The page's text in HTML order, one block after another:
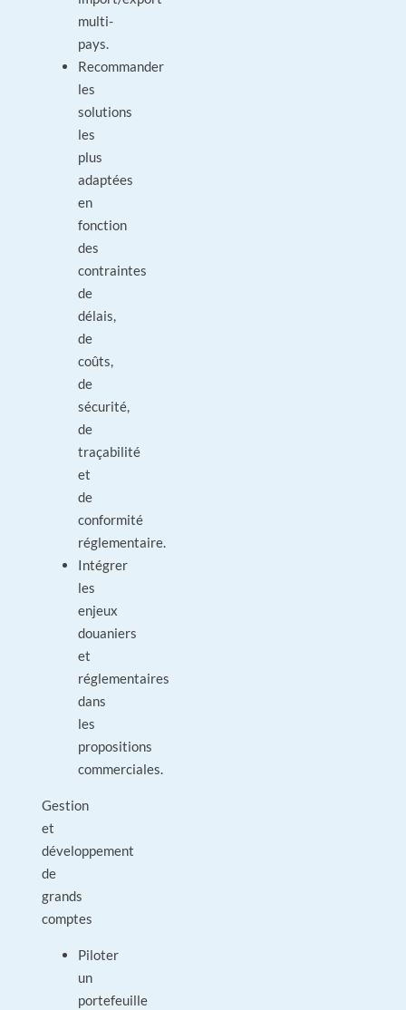
multi-
pays.
Recommander
les
solutions
les
plus
adaptées
en
fonction
des
contraintes
de
délais,
de
coûts,
de
sécurité,
de
traçabilité
et
de
conformité
réglementaire.
Intégrer
les
enjeux
douaniers
et
réglementaires
dans
les
propositions
commerciales.
Gestion
et
développement
de
grands
comptes
Piloter
un
portefeuille